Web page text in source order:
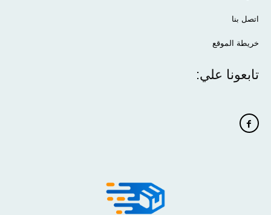
اتصل بنا
خريطة الموقع
تابعونا علي: